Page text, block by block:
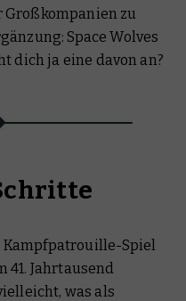
zu
Space Wolves
dich ja eine davon an?
Kampfpatrouille-Spiel
Jahrtausend
was als